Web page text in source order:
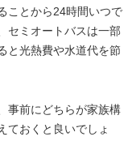
ことから24時間いつで
セミオートバスは一部
と光熱費や水道代を節
事前にどちらが家族構
ておくと良いでしょ